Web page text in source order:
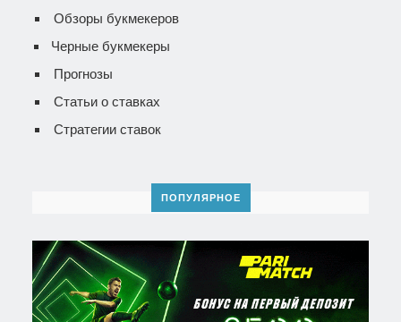
Обзоры букмекеров
Черные букмекеры
Прогнозы
Статьи о ставках
Стратегии ставок
ПОПУЛЯРНОЕ